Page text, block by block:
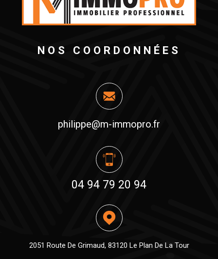
NOS COORDONNÉES
04 94 79 20 94
philippe@m-immopro.fr
2051 Route De Grimaud, 83120 Le Plan De La Tour